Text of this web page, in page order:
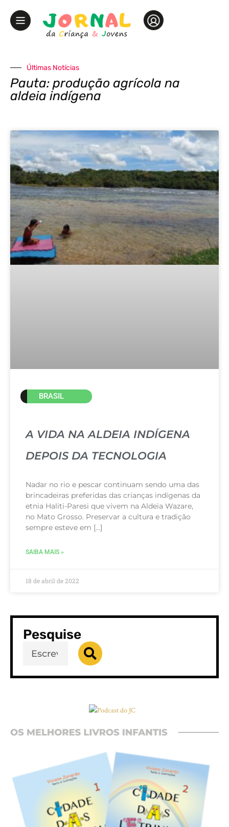
Últimas Notícias
Pauta: produção agrícola na
aldeia indígena
BRASIL
A VIDA NA ALDEIA INDÍGENA
DEPOIS DA TECNOLOGIA
Nadar no rio e pescar continuam sendo uma das
brincadeiras preferidas das crianças indígenas da
etnia Haliti-Paresi que vivem na Aldeia Wazare,
no Mato Grosso. Preservar a cultura e tradição
sempre esteve em […]
SAIBA MAIS »
18 de abril de 2022
Pesquise